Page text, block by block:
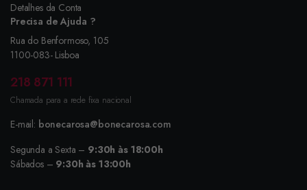
Detalhes da Conta
Precisa de Ajuda ?
Rua do Benformoso, 105
1100-083- Lisboa
218 871 111
Chamada para a rede fixa nacional
E-mail: bonecarosa@bonecarosa.com
Segunda a Sexta – 9:30h às 18:00h
Sábados – 9:30h às 13:00h